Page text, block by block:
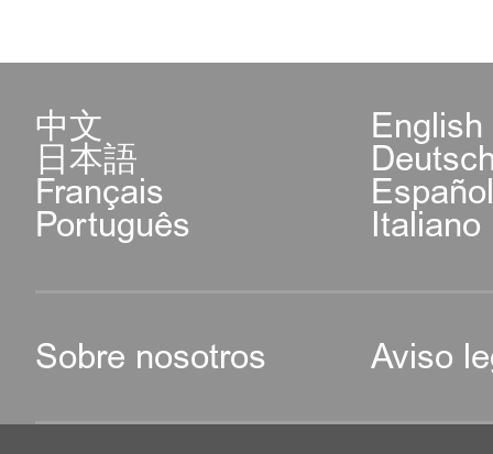
中文 English
日本語
Français
Português Italiano
Sobre nosotros Aviso